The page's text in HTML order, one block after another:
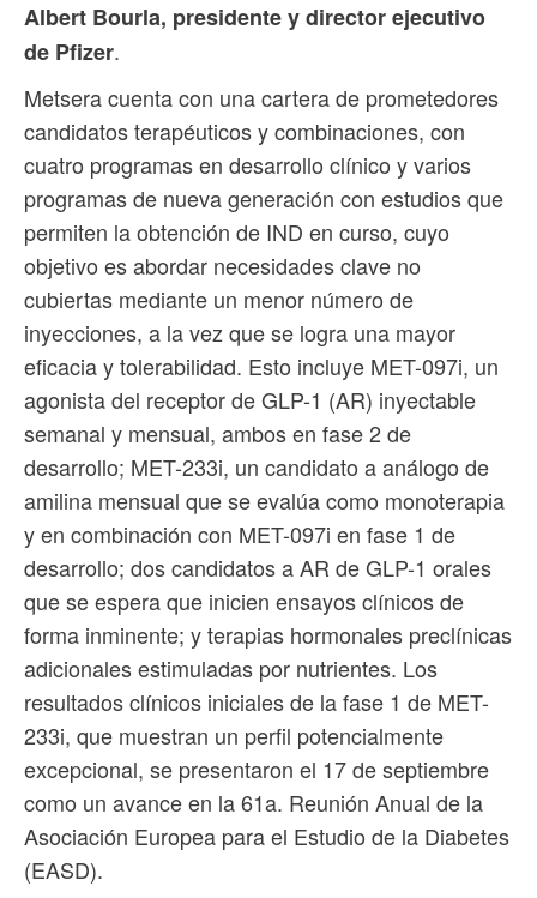
Albert Bourla, presidente y director ejecutivo
de Pfizer.
Metsera cuenta con una cartera de prometedores
candidatos terapéuticos y combinaciones, con
cuatro programas en desarrollo clínico y varios
programas de nueva generación con estudios que
permiten la obtención de IND en curso, cuyo
objetivo es abordar necesidades clave no
cubiertas mediante un menor número de
inyecciones, a la vez que se logra una mayor
eficacia y tolerabilidad. Esto incluye MET-097i, un
agonista del receptor de GLP-1 (AR) inyectable
semanal y mensual, ambos en fase 2 de
desarrollo; MET-233i, un candidato a análogo de
amilina mensual que se evalúa como monoterapia
y en combinación con MET-097i en fase 1 de
desarrollo; dos candidatos a AR de GLP-1 orales
que se espera que inicien ensayos clínicos de
forma inminente; y terapias hormonales preclínicas
adicionales estimuladas por nutrientes. Los
resultados clínicos iniciales de la fase 1 de MET-
233i, que muestran un perfil potencialmente
excepcional, se presentaron el 17 de septiembre
como un avance en la 61a. Reunión Anual de la
Asociación Europea para el Estudio de la Diabetes
(EASD).